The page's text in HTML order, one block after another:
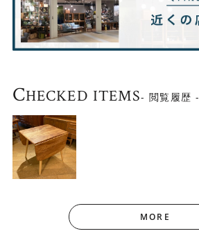
CHECKED ITEMS- 閲覧履歴 -
MORE